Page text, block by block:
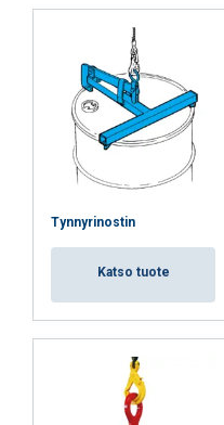
Tynnyrinostin
Katso tuote